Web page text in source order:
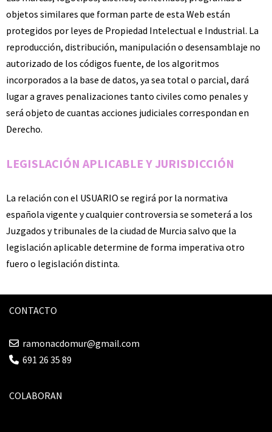
objetos similares que forman parte de esta Web están
protegidos por leyes de Propiedad Intelectual e Industrial. La
reproducción, distribución, manipulación o desensamblaje no
autorizado de los códigos fuente, de los algoritmos
incorporados a la base de datos, ya sea total o parcial, dará
lugar a graves penalizaciones tanto civiles como penales y
será objeto de cuantas acciones judiciales correspondan en
Derecho.
LEGISLACIÓN APLICABLE Y JURISDICCIÓN
La relación con el USUARIO se regirá por la normativa
española vigente y cualquier controversia se someterá a los
Juzgados y tribunales de la ciudad de Murcia salvo que la
legislación aplicable determine de forma imperativa otro
fuero o legislación distinta.
CONTACTO
ramonacdomur@gmail.com
691 26 35 89
COLABORAN